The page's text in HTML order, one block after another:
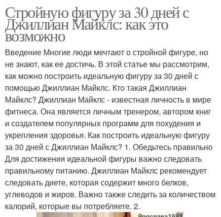
Стройную фигуру за 30 дней с
Джиллиан Майклс: как это
возможно
Введение Многие люди мечтают о стройной фигуре, но
не знают, как ее достичь. В этой статье мы рассмотрим,
как можно построить идеальную фигуру за 30 дней с
помощью Джиллиан Майклс. Кто такая Джиллиан
Майклс? Джиллиан Майклс - известная личность в мире
фитнеса. Она является личным тренером, автором книг
и создателем популярных программ для похудения и
укрепления здоровья. Как построить идеальную фигуру
за 30 дней с Джиллиан Майклс? 1. Обедьтесь правильно
Для достижения идеальной фигуры важно следовать
правильному питанию. Джиллиан Майклс рекомендует
следовать диете, которая содержит много белков,
углеводов и жиров. Важно также следить за количеством
калорий, которые вы потребляете. 2.